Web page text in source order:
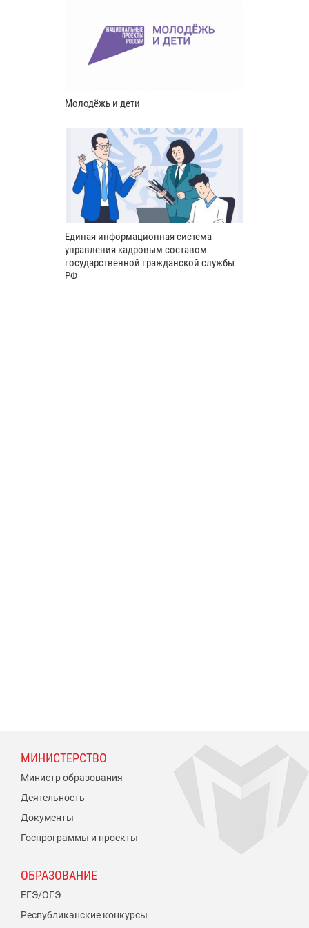
Молодёжь и дети
Единая информационная система
управления кадровым составом
государственной гражданской службы
РФ
МИНИСТЕРСТВО
Министр образования
Деятельность
Документы
Госпрограммы и проекты
ОБРАЗОВАНИЕ
ЕГЭ/ОГЭ
Республиканские конкурсы